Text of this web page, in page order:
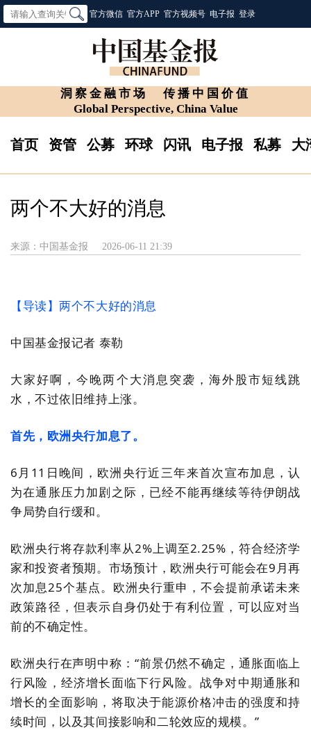
官方微信 官方APP 官方视频号 电子报 登录
洞察金融市场
传播中国价值
Global Perspective, China Value
首页 资管 公募 环球 闪讯 电子报 私募 大
两个不大好的消息
来源：中国基金报 2026-06-11 21:39
【导读】两个不大好的消息
中国基金报记者 泰勒
大家好啊，今晚两个大消息突袭，海外股市短线跳
水，不过依旧维持上涨。
首先，欧洲央行加息了。
6月11日晚间，欧洲央行近三年来首次宣布加息，认
为在通胀压力加剧之际，已经不能再继续等待伊朗战
争局势自行缓和。
欧洲央行将存款利率从2%上调至2.25%，符合经济学
家和投资者预期。市场预计，欧洲央行可能会在9月再
次加息25个基点。欧洲央行重申，不会提前承诺未来
政策路径，但表示自身仍处于有利位置，可以应对当
前的不确定性。
欧洲央行在声明中称：“前景仍然不确定，通胀面临上
行风险，经济增长面临下行风险。战争对中期通胀和
增长的全面影响，将取决于能源价格冲击的强度和持
续时间，以及其间接影响和二轮效应的规模。”